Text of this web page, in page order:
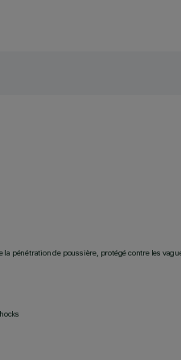
pénétration de poussière, protégé contre les